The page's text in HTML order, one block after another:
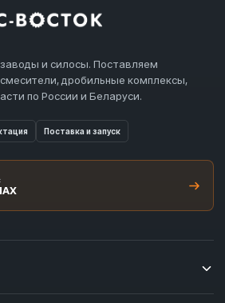
и силосы. Поставляем
дробильные комплексы,
по России и Беларуси.
Поставка и запуск